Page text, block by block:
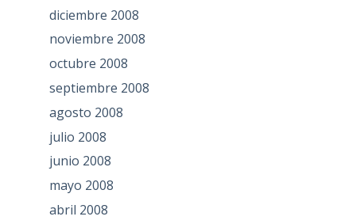
diciembre 2008
noviembre 2008
octubre 2008
septiembre 2008
agosto 2008
julio 2008
junio 2008
mayo 2008
abril 2008